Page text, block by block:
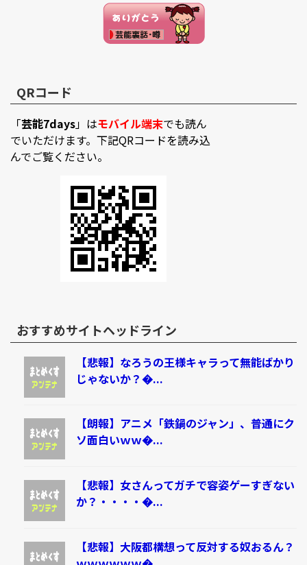
QRコード
「芸能7days」はモバイル端末でも読ん
でいただけます。下記QRコードを読み込
んでご覧ください。
おすすめサイトヘッドライン
【悲報】なろうの王様キャラって無能ばかり
じゃないか？�...
【朗報】アニメ「鉄鍋のジャン」、普通にク
ソ面白いｗｗ�...
【悲報】女さんってガチで容姿ゲーすぎない
か？・・・・�...
【悲報】大阪都構想って反対する奴おるん？